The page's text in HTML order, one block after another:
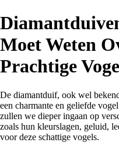
Moet Weten
Prachtige
De diamantduif, ook wel
een charmante en geliefde
zullen we dieper ingaan op
zoals hun kleurslagen, geluid,
voor deze schattige vogels.